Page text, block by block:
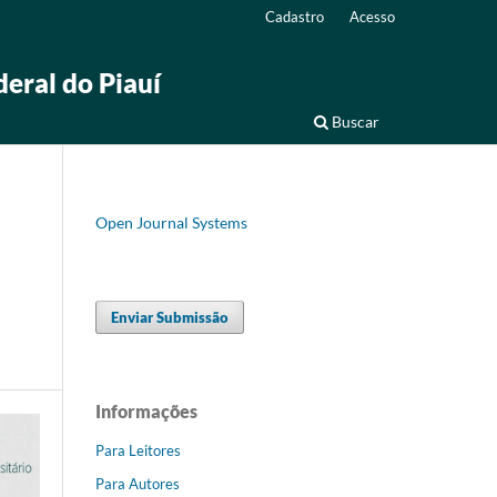
do Piauí
Buscar
Cadastro Acesso
Open Journal Systems
Enviar Submissão
Informações
Para Leitores
Para Autores